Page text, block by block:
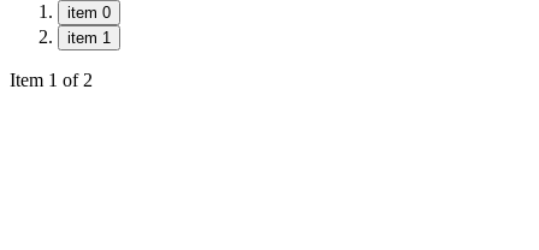
item 0
item 1
Item 1 of 2